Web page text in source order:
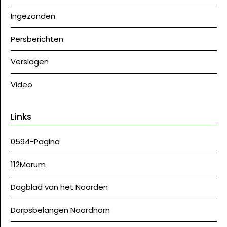
Ingezonden
Persberichten
Verslagen
Video
Links
0594-Pagina
112Marum
Dagblad van het Noorden
Dorpsbelangen Noordhorn